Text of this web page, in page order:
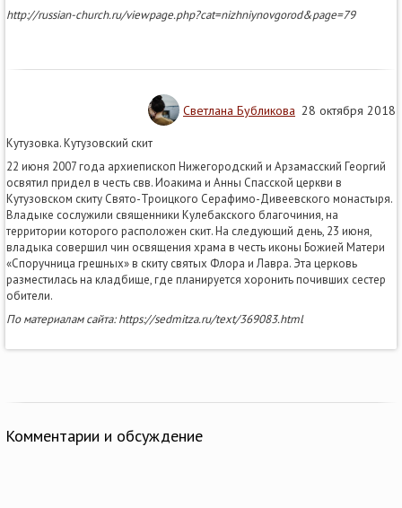
http://russian-church.ru/viewpage.php?cat=nizhniynovgorod&page=79
Светлана Бубликова 28 октября 2018
Кутузовка. Кутузовский скит
22 июня 2007 года архиепископ Нижегородский и Арзамасский Георгий
освятил придел в честь свв. Иоакима и Анны Спасской церкви в
Кутузовском скиту Свято-Троицкого Серафимо-Дивеевского монастыря.
Владыке сослужили священники Кулебакского благочиния, на
территории которого расположен скит. На следующий день, 23 июня,
владыка совершил чин освящения храма в честь иконы Божией Матери
«Споручница грешных» в скиту святых Флора и Лавра. Эта церковь
разместилась на кладбище, где планируется хоронить почивших сестер
обители.
По материалам сайта: https://sedmitza.ru/text/369083.html
Комментарии и обсуждение